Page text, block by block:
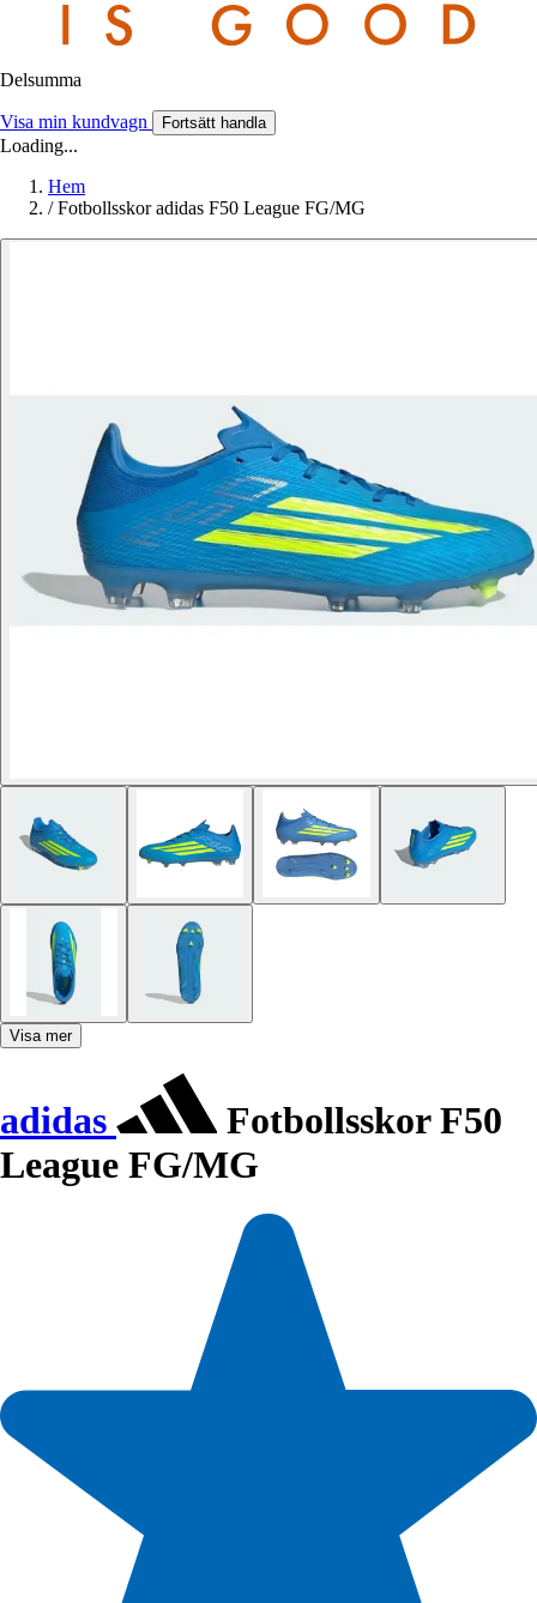
Delsumma
Visa min kundvagn Fortsätt handla
Loading...
Hem
/ Fotbollsskor adidas F50 League FG/MG
Visa mer
adidas
Fotbollsskor F50
League FG/MG